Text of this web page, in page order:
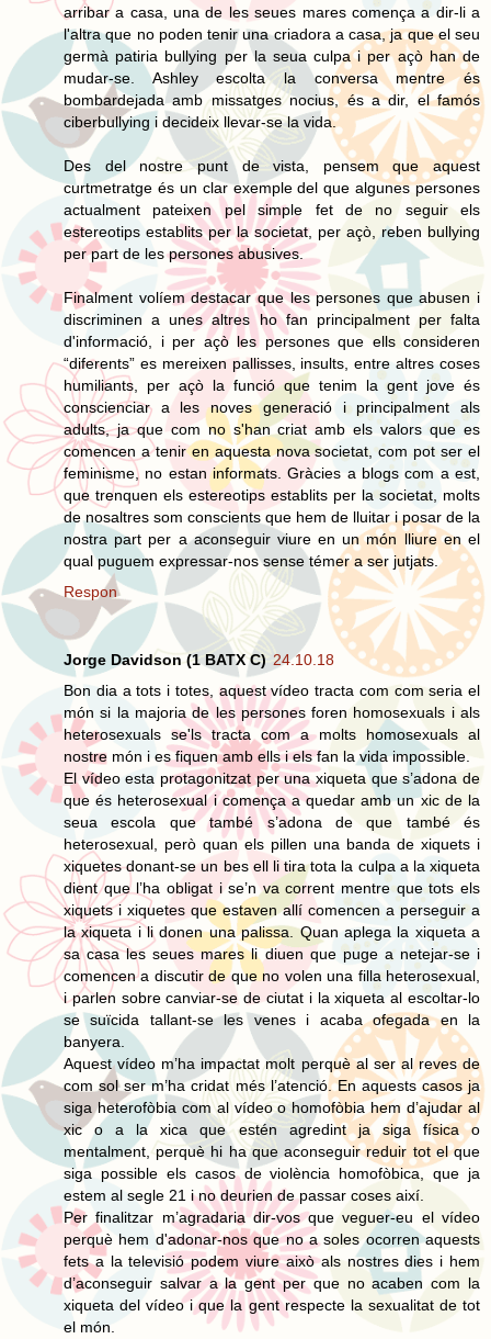
arribar a casa, una de les seues mares comença a dir-li a
l'altra que no poden tenir una criadora a casa, ja que el seu
germà patiria bullying per la seua culpa i per açò han de
mudar-se. Ashley escolta la conversa mentre és
bombardejada amb missatges nocius, és a dir, el famós
ciberbullying i decideix llevar-se la vida.
Des del nostre punt de vista, pensem que aquest
curtmetratge és un clar exemple del que algunes persones
actualment pateixen pel simple fet de no seguir els
estereotips establits per la societat, per açò, reben bullying
per part de les persones abusives.
Finalment volíem destacar que les persones que abusen i
discriminen a unes altres ho fan principalment per falta
d'informació, i per açò les persones que ells consideren
“diferents” es mereixen pallisses, insults, entre altres coses
humiliants, per açò la funció que tenim la gent jove és
conscienciar a les noves generació i principalment als
adults, ja que com no s'han criat amb els valors que es
comencen a tenir en aquesta nova societat, com pot ser el
feminisme, no estan informats. Gràcies a blogs com a est,
que trenquen els estereotips establits per la societat, molts
de nosaltres som conscients que hem de lluitar i posar de la
nostra part per a aconseguir viure en un món lliure en el
qual puguem expressar-nos sense témer a ser jutjats.
Respon
Jorge Davidson (1 BATX C) 24.10.18
Bon dia a tots i totes, aquest vídeo tracta com com seria el
món si la majoria de les persones foren homosexuals i als
heterosexuals se'ls tracta com a molts homosexuals al
nostre món i es fiquen amb ells i els fan la vida impossible.
El vídeo esta protagonitzat per una xiqueta que s’adona de
que és heterosexual i comença a quedar amb un xic de la
seua escola que també s’adona de que també és
heterosexual, però quan els pillen una banda de xiquets i
xiquetes donant-se un bes ell li tira tota la culpa a la xiqueta
dient que l’ha obligat i se’n va corrent mentre que tots els
xiquets i xiquetes que estaven allí comencen a perseguir a
la xiqueta i li donen una palissa. Quan aplega la xiqueta a
sa casa les seues mares li diuen que puge a netejar-se i
comencen a discutir de que no volen una filla heterosexual,
i parlen sobre canviar-se de ciutat i la xiqueta al escoltar-lo
se suïcida tallant-se les venes i acaba ofegada en la
banyera.
Aquest vídeo m’ha impactat molt perquè al ser al reves de
com sol ser m’ha cridat més l’atenció. En aquests casos ja
siga heterofòbia com al vídeo o homofòbia hem d’ajudar al
xic o a la xica que estén agredint ja siga física o
mentalment, perquè hi ha que aconseguir reduir tot el que
siga possible els casos de violència homofòbica, que ja
estem al segle 21 i no deurien de passar coses així.
Per finalitzar m’agradaria dir-vos que veguer-eu el vídeo
perquè hem d'adonar-nos que no a soles ocorren aquests
fets a la televisió podem viure això als nostres dies i hem
d’aconseguir salvar a la gent per que no acaben com la
xiqueta del vídeo i que la gent respecte la sexualitat de tot
el món.